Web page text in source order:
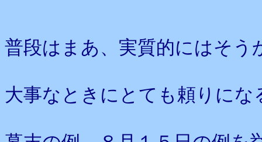
普段はまあ、実質的にはそう
大事なときにとても頼りにな